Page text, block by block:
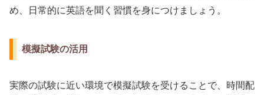
め、日常的に英語を聞く習慣を身につけましょう。
模擬試験の活用
実際の試験に近い環境で模擬試験を受けることで、時間配